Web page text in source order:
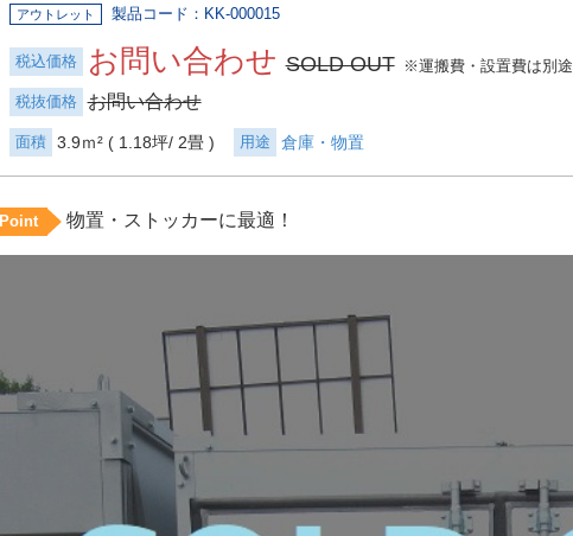
アウトレット 製品コード：KK-000015
税込価格 お問い合わせ SOLD OUT
※運搬費・設置費は別途
税抜価格 お問い合わせ
面積 3.9ｍ² ( 1.18坪 2畳 ) 用途 倉庫・物置
Point 物置・ストッカーに最適！